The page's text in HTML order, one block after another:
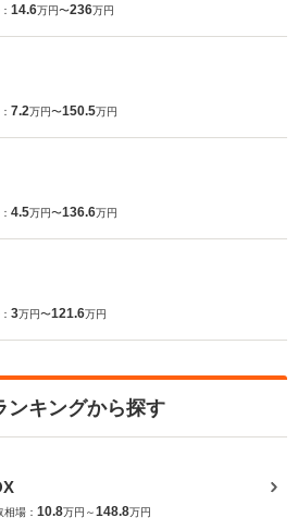
14.6万円〜236万円
7.2万円〜150.5万円
4.5万円〜136.6万円
3万円〜121.6万円
ンキングから探す
場： 10.8万円～148.8万円